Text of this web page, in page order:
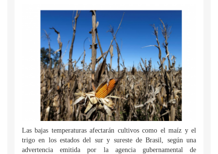
Las bajas temperaturas afectarán cultivos como el maíz y el
trigo en los estados del sur y sureste de Brasil, según una
advertencia emitida por la agencia gubernamental de